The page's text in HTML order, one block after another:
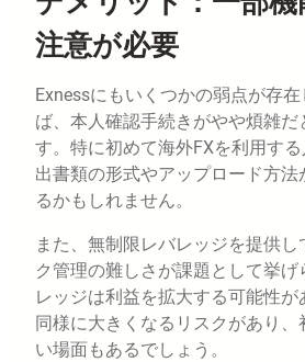
注意が必要
Exnessにもいくつかの弱点が存在
ば、本人確認手続きがやや煩雑だ
す。特に初めて海外FXを利用す
出書類の形式やアップロード方法
るかもしれません。
また、無制限レバレッジを提供
ク管理の難しさが課題として挙
レッジは利益を拡大する可能性が
同様に大きくなるリスクがあり、
い場面もあるでしょう。